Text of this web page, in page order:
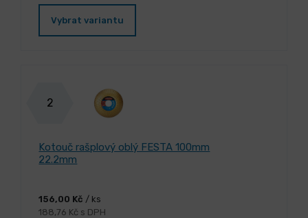
Vybrat variantu
2
Kotouč rašplový oblý FESTA 100mm
22.2mm
156,00 Kč / ks
188,76 Kč s DPH